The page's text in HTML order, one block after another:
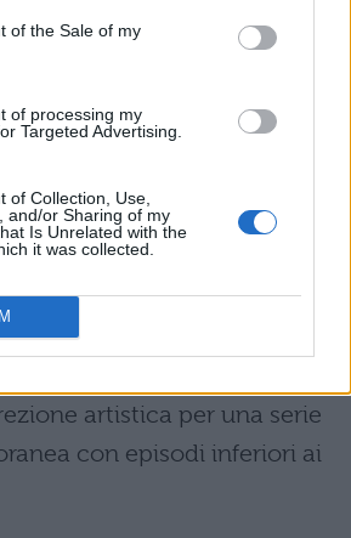
of the Sale of my
of processing my
Targeted Advertising.
of Collection, Use,
and/or Sharing of my
Is Unrelated with the
it was collected.
artistica per una serie
artistica per una serie
single-camera, miniserie o
artistica per una serie
con episodi inferiori ai